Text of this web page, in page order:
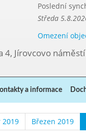
Poslední
Středa
Omezení
4, Jírovcovo
a informace
2019 Březen 2019